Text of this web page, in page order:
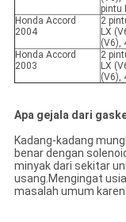
pintu
Honda Accord
2004
2
LX
(V6),
Honda Accord
2003
2
LX
(V6),
Apa gejala dari
Kadang-kadang
benar dengan
minyak dari sekitar
usang.Mengingat
masalah umum